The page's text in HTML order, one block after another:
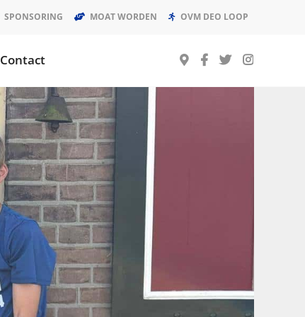
SPONSORING MOAT WORDEN OVM DEO LOOP
Contact